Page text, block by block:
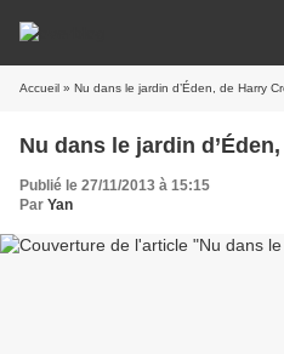
Accueil » Nu dans le jardin d’Éden, de Harry
Nu dans le jardin
Publié le 27/11/2013 à 15:15
Par Yan